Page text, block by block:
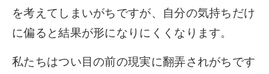
を考えてしまいがちですが、自分の気持ちだけ
に偏ると結果が形になりにくくなります。
私たちはつい目の前の現実に翻弄されがちです